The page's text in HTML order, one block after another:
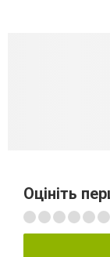
Оцініть